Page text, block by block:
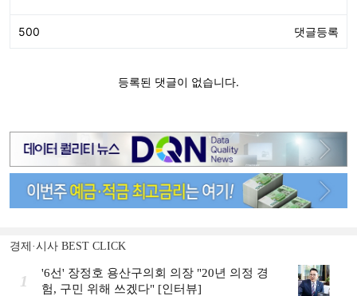
경제·시사 BEST CLICK
1
'6선' 장정호 용산구의회 의장 "20년 의정 경
험, 구민 위해 쓰겠다" [인터뷰]